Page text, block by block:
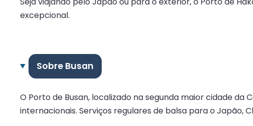
excepcional.
Sobre Busan
O Porto de Busan, localizado na segunda maior cidade
internacionais. Serviços regulares de balsa para o